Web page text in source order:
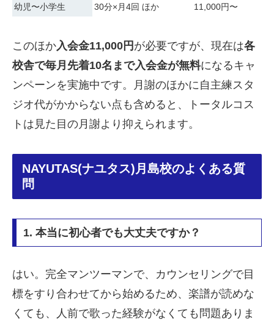
幼児〜小学生
30分×月4回 ほか 11,000円〜
このほか入会金11,000円 が必要ですが、現在は各
校舎で毎月先着10名まで入会金が無料になるキャ
ンペーンを実施中です。月謝のほかに自主練スタ
ジオ代がかからない点も含めると、トータルコス
トは見た目の月謝より抑えられます。
NAYUTAS(ナユタス)月島校のよくある質
問
1. 本当に初心者でも大丈夫ですか？
はい。完全マンツーマンで、カウンセリングで目
標をすり合わせてから始めるため、楽譜が読めな
くても、人前で歌った経験がなくても問題ありま